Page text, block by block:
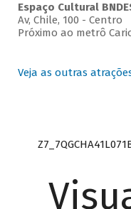
Espaço Cultural
Av, Chile, 100 - Centro
Próximo ao metrô
Veja as outras